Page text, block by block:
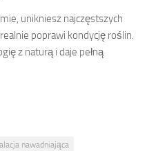
unikniesz najczęstszych
poprawi kondycję roślin.
z naturą i daje pełną
nawadniająca